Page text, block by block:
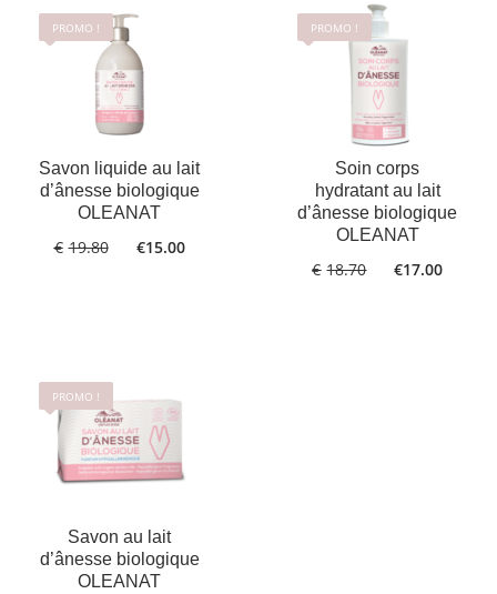
PROMO !
Savon liquide au lait
d’ânesse biologique
OLEANAT
€ 19.80 €15.00
PROMO !
Soin corps
hydratant au lait
d’ânesse biologique
OLEANAT
€ 18.70 €17.00
PROMO !
Savon au lait
d’ânesse biologique
OLEANAT
AJOUTER
AU PANIER
PLUS
D'INFOS